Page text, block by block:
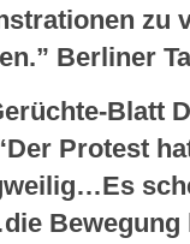
zu
Berliner
Blatt
Protest
Bewegung